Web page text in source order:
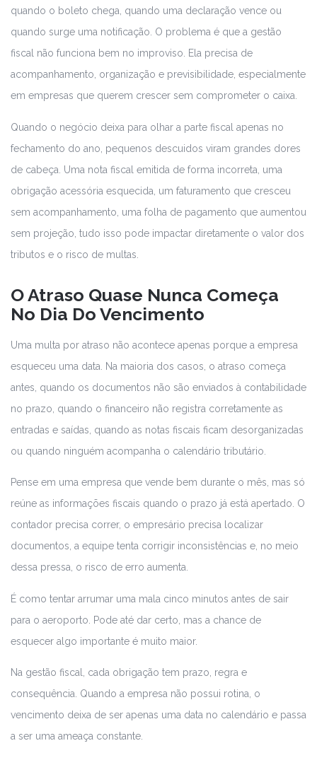
quando o boleto chega, quando uma declaração vence ou
quando surge uma notificação. O problema é que a gestão
fiscal não funciona bem no improviso. Ela precisa de
acompanhamento, organização e previsibilidade, especialmente
em empresas que querem crescer sem comprometer o caixa.
Quando o negócio deixa para olhar a parte fiscal apenas no
fechamento do ano, pequenos descuidos viram grandes dores
de cabeça. Uma nota fiscal emitida de forma incorreta, uma
obrigação acessória esquecida, um faturamento que cresceu
sem acompanhamento, uma folha de pagamento que aumentou
sem projeção, tudo isso pode impactar diretamente o valor dos
tributos e o risco de multas.
O Atraso Quase Nunca Começa
No Dia Do Vencimento
Uma multa por atraso não acontece apenas porque a empresa
esqueceu uma data. Na maioria dos casos, o atraso começa
antes, quando os documentos não são enviados à contabilidade
no prazo, quando o financeiro não registra corretamente as
entradas e saídas, quando as notas fiscais ficam desorganizadas
ou quando ninguém acompanha o calendário tributário.
Pense em uma empresa que vende bem durante o mês, mas só
reúne as informações fiscais quando o prazo já está apertado. O
contador precisa correr, o empresário precisa localizar
documentos, a equipe tenta corrigir inconsistências e, no meio
dessa pressa, o risco de erro aumenta.
É como tentar arrumar uma mala cinco minutos antes de sair
para o aeroporto. Pode até dar certo, mas a chance de
esquecer algo importante é muito maior.
Na gestão fiscal, cada obrigação tem prazo, regra e
consequência. Quando a empresa não possui rotina, o
vencimento deixa de ser apenas uma data no calendário e passa
a ser uma ameaça constante.